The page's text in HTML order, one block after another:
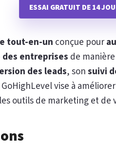
ESSAI GRATUIT DE 14
tout-en-un conçue pour
des entreprises de
des leads, sonsuivi
vise à
outils de marketing et de